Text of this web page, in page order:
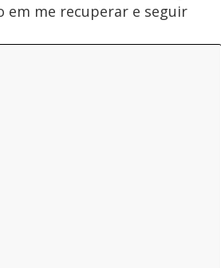
em me recuperar e seguir